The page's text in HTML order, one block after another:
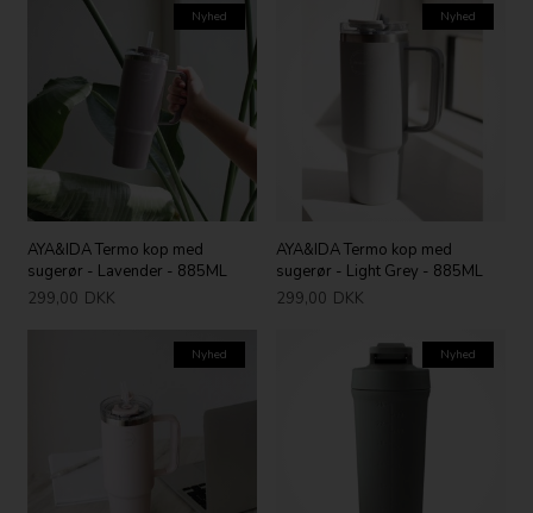
Nyhed
AYA&IDA Termo kop med
sugerør - Lavender - 885ML
299,00 DKK
Nyhed
AYA&IDA Termo kop med
sugerør - Light Grey - 885ML
299,00 DKK
Nyhed Nyhed